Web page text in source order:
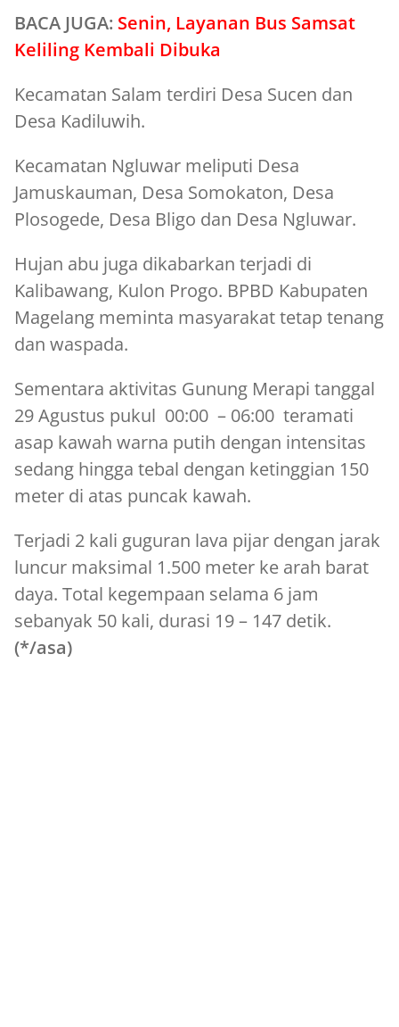
BACA JUGA: Senin, Layanan Bus Samsat
Keliling Kembali Dibuka
Kecamatan Salam terdiri Desa Sucen dan
Desa Kadiluwih.
Kecamatan Ngluwar meliputi Desa
Jamuskauman, Desa Somokaton, Desa
Plosogede, Desa Bligo dan Desa Ngluwar.
Hujan abu juga dikabarkan terjadi di
Kalibawang, Kulon Progo. BPBD Kabupaten
Magelang meminta masyarakat tetap tenang
dan waspada.
Sementara aktivitas Gunung Merapi tanggal
29 Agustus pukul 00:00 – 06:00 teramati
asap kawah warna putih dengan intensitas
sedang hingga tebal dengan ketinggian 150
meter di atas puncak kawah.
Terjadi 2 kali guguran lava pijar dengan jarak
luncur maksimal 1.500 meter ke arah barat
daya. Total kegempaan selama 6 jam
sebanyak 50 kali, durasi 19 – 147 detik.
(*/asa)